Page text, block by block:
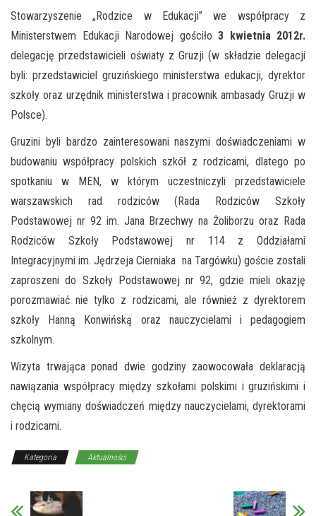
Stowarzyszenie „Rodzice w Edukacji” we współpracy z
Ministerstwem Edukacji Narodowej gościło 3 kwietnia 2012r.
delegację przedstawicieli oświaty z Gruzji (w składzie delegacji
byli: przedstawiciel gruzińskiego ministerstwa edukacji, dyrektor
szkoły oraz urzędnik ministerstwa i pracownik ambasady Gruzji w
Polsce).
Gruzini byli bardzo zainteresowani naszymi doświadczeniami w
budowaniu współpracy polskich szkół z rodzicami, dlatego po
spotkaniu w MEN, w którym uczestniczyli przedstawiciele
warszawskich rad rodziców (Rada Rodziców Szkoły
Podstawowej nr 92 im. Jana Brzechwy na Żoliborzu oraz Rada
Rodziców Szkoły Podstawowej nr 114 z Oddziałami
Integracyjnymi im. Jędrzeja Cierniaka na Targówku) goście zostali
zaproszeni do Szkoły Podstawowej nr 92, gdzie mieli okazję
porozmawiać nie tylko z rodzicami, ale również z dyrektorem
szkoły Hanną Konwińską oraz nauczycielami i pedagogiem
szkolnym.
Wizyta trwająca ponad dwie godziny zaowocowała deklaracją
nawiązania współpracy między szkołami polskimi i gruzińskimi i
chęcią wymiany doświadczeń między nauczycielami, dyrektorami
i rodzicami.
Kategoria Aktualności